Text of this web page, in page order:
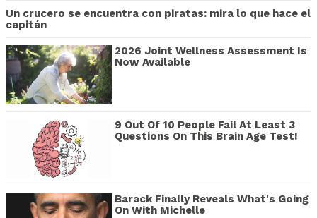
Un crucero se encuentra con piratas: mira lo que hace el
capitán
2026 Joint Wellness Assessment Is
Now Available
9 Out Of 10 People Fail At Least 3
Questions On This Brain Age Test!
Barack Finally Reveals What's Going
On With Michelle